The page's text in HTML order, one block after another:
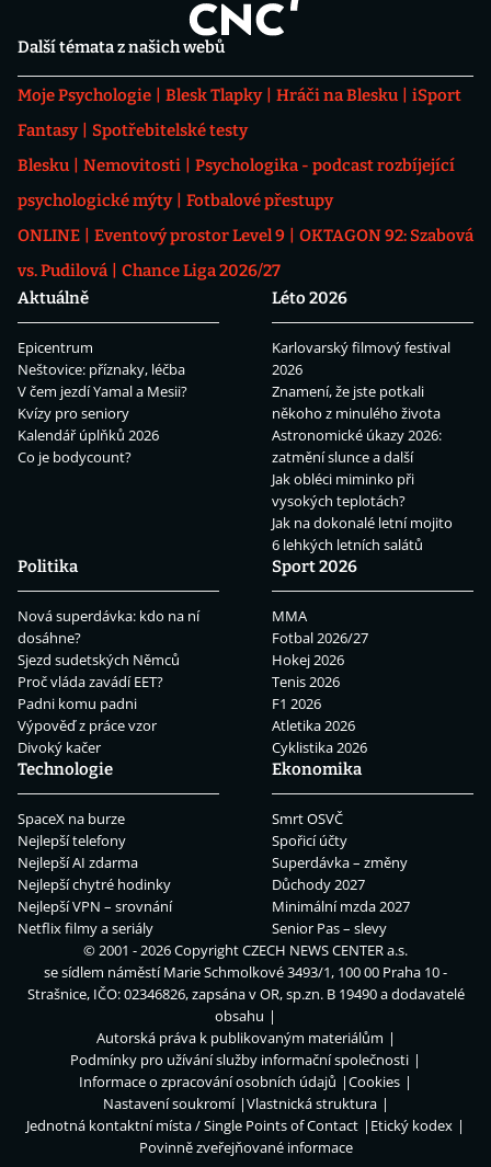
Další témata z našich webů
Moje Psychologie Blesk Tlapky Hráči na Blesku
iSport
Fantasy
Spotřebitelské testy
Blesku
Nemovitosti
Psychologika - podcast rozbíjející
psychologické mýty
Fotbalové přestupy
ONLINE
Eventový prostor Level 9
OKTAGON 92: Szabová
vs. Pudilová
Chance Liga 2026/27
Aktuálně
Epicentrum
Neštovice: příznaky, léčba
V čem jezdí Yamal a Mesii?
Kvízy pro seniory
Kalendář úplňků 2026
Co je bodycount?
Léto 2026
Karlovarský filmový festival
2026
Znamení, že jste potkali
někoho z minulého života
Astronomické úkazy 2026:
zatmění slunce a další
Jak obléci miminko při
vysokých teplotách?
Jak na dokonalé letní mojito
6 lehkých letních salátů
Politika
Nová superdávka: kdo na ní
dosáhne?
Sjezd sudetských Němců
Proč vláda zavádí EET?
Padni komu padni
Výpověď z práce vzor
Divoký kačer
Sport 2026
MMA
Fotbal 2026/27
Hokej 2026
Tenis 2026
F1 2026
Atletika 2026
Cyklistika 2026
Technologie
SpaceX na burze
Nejlepší telefony
Nejlepší AI zdarma
Nejlepší chytré hodinky
Nejlepší VPN – srovnání
Netflix filmy a seriály
Ekonomika
Smrt OSVČ
Spořicí účty
Superdávka – změny
Důchody 2027
Minimální mzda 2027
Senior Pas – slevy
© 2001 - 2026 CopyrightCZECH NEWS CENTER a.s.
se sídlem náměstí Marie Schmolkové 3493/1, 100 00 Praha 10 -
Strašnice, IČO: 02346826, zapsána v OR, sp.zn. B 19490 a dodavatelé
obsahu
Autorská práva k publikovaným materiálům
Podmínky pro užívání služby informační společnosti
Informace o zpracování osobních údajů
Cookies
Nastavení soukromí
Vlastnická struktura
Jednotná kontaktní místa / Single Points of Contact
Etický kodex
Povinně zveřejňované informace